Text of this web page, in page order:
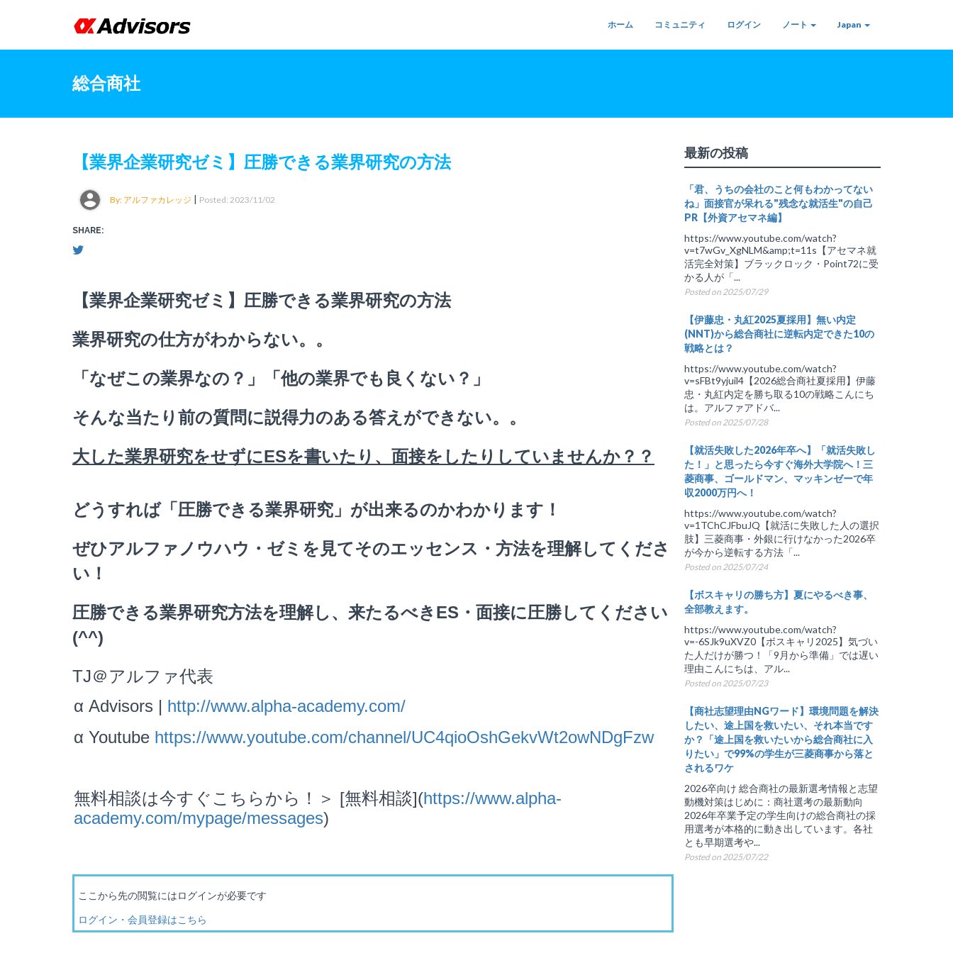
ホーム コミュニティ ログイン ノート Japan
総合商社
【業界企業研究ゼミ】圧勝できる業界研究の方法
By: アルファカレッジ | Posted: 2023/11/02
SHARE:
【業界企業研究ゼミ】圧勝できる業界研究の方法
業界研究の仕方がわからない。。
「なぜこの業界なの？」「他の業界でも良くない？」
そんな当たり前の質問に説得力のある答えができない。。
大した業界研究をせずにESを書いたり、面接をしたりしていませんか？？
どうすれば「圧勝できる業界研究」が出来るのかわかります！
ぜひアルファノウハウ・ゼミを見てそのエッセンス・方法を理解してくださ
い！
圧勝できる業界研究方法を理解し、来たるべきES・面接に圧勝してください
(^^)
TJ＠アルファ代表
α Advisors | http://www.alpha-academy.com/
α Youtube https://www.youtube.com/channel/UC4qioOshGekvWt2owNDgFzw
無料相談は今すぐこちらから！＞ [無料相談](https://www.alpha-
academy.com/mypage/messages)
ここから先の閲覧にはログインが必要です
ログイン・会員登録はこちら
最新の投稿
「君、うちの会社のこと何もわかってない
ね」面接官が呆れる"残念な就活生"の自己
PR【外資アセマネ編】
https://www.youtube.com/watch?
v=t7wGv_XgNLM&amp;t=11s【アセマネ就
活完全対策】ブラックロック・Point72に受
かる人が「...
Posted on 2025/07/29
【伊藤忠・丸紅2025夏採用】無い内定
(NNT)から総合商社に逆転内定できた10の
戦略とは？
https://www.youtube.com/watch?
v=sFBt9yjuil4【2026総合商社夏採用】伊藤
忠・丸紅内定を勝ち取る10の戦略こんにち
は。アルファアドバ...
Posted on 2025/07/28
【就活失敗した2026年卒へ】「就活失敗し
た！」と思ったら今すぐ海外大学院へ！三
菱商事、ゴールドマン、マッキンゼーで年
収2000万円へ！
https://www.youtube.com/watch?
v=1TChCJFbuJQ【就活に失敗した人の選択
肢】三菱商事・外銀に行けなかった2026卒
が今から逆転する方法「...
Posted on 2025/07/24
【ボスキャリの勝ち方】夏にやるべき事、
全部教えます。
https://www.youtube.com/watch?
v=-6SJk9uXVZ0【ボスキャリ2025】気づい
た人だけが勝つ！「9月から準備」では遅い
理由こんにちは、アル...
Posted on 2025/07/23
【商社志望理由NGワード】環境問題を解決
したい、途上国を救いたい、それ本当です
か？「途上国を救いたいから総合商社に入
りたい」で99%の学生が三菱商事から落と
されるワケ
2026卒向け 総合商社の最新選考情報と志望
動機対策はじめに：商社選考の最新動向
2026年卒業予定の学生向けの総合商社の採
用選考が本格的に動き出しています。各社
とも早期選考や...
Posted on 2025/07/22